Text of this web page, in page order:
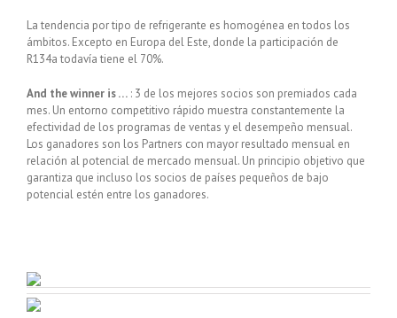
La tendencia por tipo de refrigerante es homogénea en todos los
ámbitos. Excepto en Europa del Este, donde la participación de
R134a todavía tiene el 70%.
And the winner is … : 3 de los mejores socios son premiados cada
mes. Un entorno competitivo rápido muestra constantemente la
efectividad de los programas de ventas y el desempeño mensual.
Los ganadores son los Partners con mayor resultado mensual en
relación al potencial de mercado mensual. Un principio objetivo que
garantiza que incluso los socios de países pequeños de bajo
potencial estén entre los ganadores.